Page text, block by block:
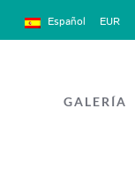
EUR
Español
GALERÍA